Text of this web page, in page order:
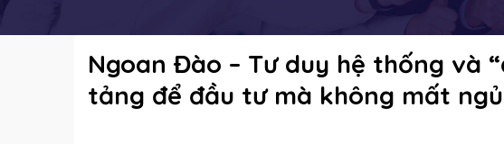
Ngoan Đào – Tư duy hệ thống và
tảng để đầu tư mà không mất ngủ